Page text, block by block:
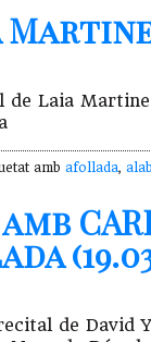
Laia
amb afollada,
de David